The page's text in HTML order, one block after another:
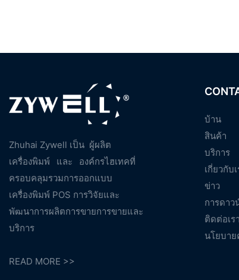
Zhuhai Zywell เป็น ผู้ผลิต
เครื่องพิมพ์
และ
องค์กรไฮเทคที่
ครอบคลุมรวมการออกแบบ
เครื่องพิมพ์ POS การวิจัยและ
พัฒนาการผลิตการขายการขายและ
บริการ
READ MORE >>
บ้าน
สินค้า
บริการ
เกี่ยวกับเ
ข่าว
การดาว
ติดต่อเรา
นโยบาย